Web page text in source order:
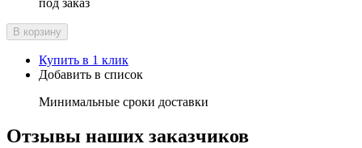
под заказ
В корзину
Купить в 1 клик
Добавить в список
Минимальные сроки доставки
Отзывы наших заказчиков